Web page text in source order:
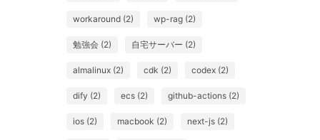
workaround (2) wp-rag (2)
勉強会 (2) 自宅サーバー (2)
almalinux (2) cdk (2) codex (2)
dify (2) ecs (2) github-actions (2)
ios (2) macbook (2) next-js (2)